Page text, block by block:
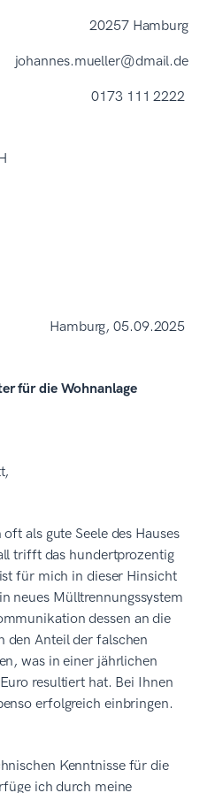
20257 Hamburg
johannes.mueller@dmail.de
0173 111 2222
Hamburg, 05.09.2025
für die Wohnanlage
als gute Seele des Hauses
trifft das hundertprozentig
für mich in dieser Hinsicht
neues Mülltrennungssystem
dessen an die
den Anteil der falschen
was in einer jährlichen
resultiert hat. Bei Ihnen
erfolgreich einbringen.
Kenntnisse für die
ich durch meine